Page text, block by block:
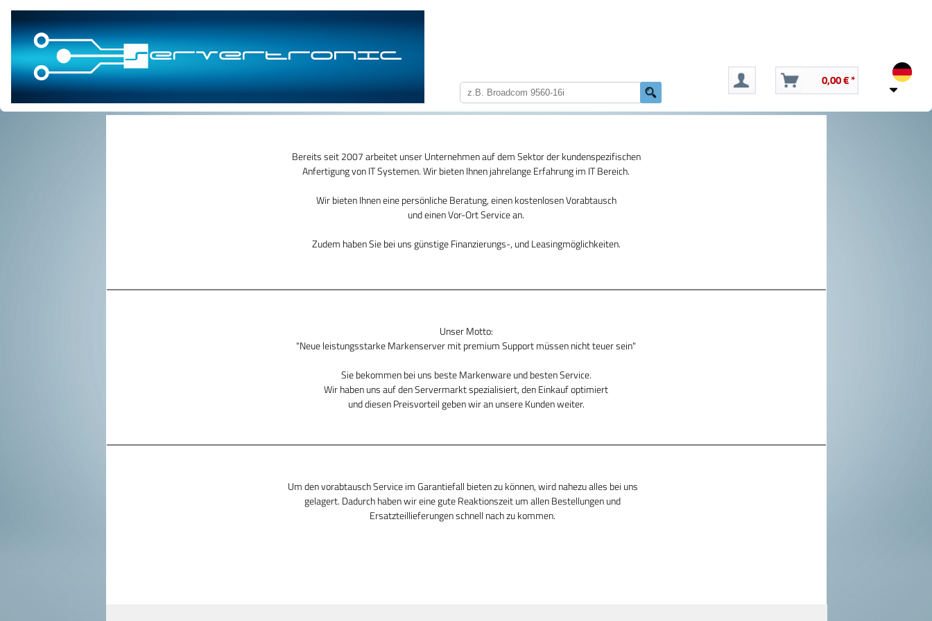
0,00 € *
Bereits seit 2007 arbeitet unser Unternehmen auf dem Sektor der kundenspezifischen
Anfertigung von IT Systemen. Wir bieten Ihnen jahrelange Erfahrung im IT Bereich.
Wir bieten Ihnen eine persönliche Beratung, einen kostenlosen Vorabtausch
und einen Vor-Ort Service an.
Zudem haben Sie bei uns günstige Finanzierungs-, und Leasingmöglichkeiten.
Unser Motto:
"Neue leistungsstarke Markenserver mit premium Support müssen nicht teuer sein"
Sie bekommen bei uns beste Markenware und besten Service.
Wir haben uns auf den Servermarkt spezialisiert, den Einkauf optimiert
und diesen Preisvorteil geben wir an unsere Kunden weiter.
Um den vorabtausch Service im Garantiefall bieten zu können, wird nahezu alles bei uns
gelagert. Dadurch haben wir eine gute Reaktionszeit um allen Bestellungen und
Ersatzteillieferungen schnell nach zu kommen.